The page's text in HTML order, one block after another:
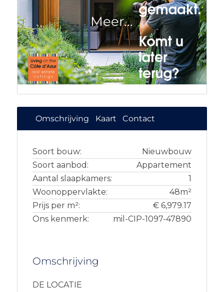
Omschrijving Kaart Contact
Soort bouw:
Nieuwbouw
Soort aanbod:
Appartement
Aantal slaapkamers:
1
Woonoppervlakte:
48m²
Prijs per m²:
€ 6,979.17
Ons kenmerk:
mil-CIP-1097-47890
Omschrijving
DE LOCATIE